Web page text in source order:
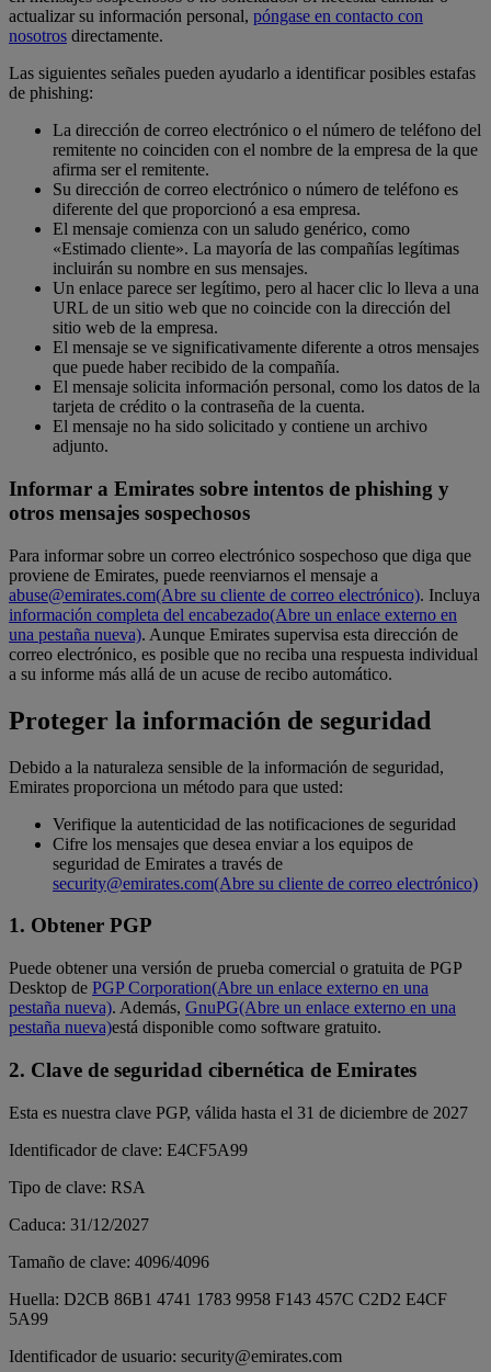
actualizar su información personal, póngase en contacto con
nosotros directamente.
Las siguientes señales pueden ayudarlo a identificar posibles estafas
de phishing:
La dirección de correo electrónico o el número de teléfono del
remitente no coinciden con el nombre de la empresa de la que
afirma ser el remitente.
Su dirección de correo electrónico o número de teléfono es
diferente del que proporcionó a esa empresa.
El mensaje comienza con un saludo genérico, como
«Estimado cliente». La mayoría de las compañías legítimas
incluirán su nombre en sus mensajes.
Un enlace parece ser legítimo, pero al hacer clic lo lleva a una
URL de un sitio web que no coincide con la dirección del
sitio web de la empresa.
El mensaje se ve significativamente diferente a otros mensajes
que puede haber recibido de la compañía.
El mensaje solicita información personal, como los datos de la
tarjeta de crédito o la contraseña de la cuenta.
El mensaje no ha sido solicitado y contiene un archivo
adjunto.
Informar a Emirates sobre intentos de phishing y
otros mensajes sospechosos
Para informar sobre un correo electrónico sospechoso que diga que
proviene de Emirates, puede reenviarnos el mensaje a
abuse@emirates.com(Abre su cliente de correo electrónico). Incluya
información completa del encabezado(Abre un enlace externo en
una pestaña nueva). Aunque Emirates supervisa esta dirección de
correo electrónico, es posible que no reciba una respuesta individual
a su informe más allá de un acuse de recibo automático.
Proteger la información de seguridad
Debido a la naturaleza sensible de la información de seguridad,
Emirates proporciona un método para que usted:
Verifique la autenticidad de las notificaciones de seguridad
Cifre los mensajes que desea enviar a los equipos de
seguridad de Emirates a través de
security@emirates.com(Abre su cliente de correo electrónico)
1. Obtener PGP
Puede obtener una versión de prueba comercial o gratuita de PGP
Desktop de PGP Corporation(Abre un enlace externo en una
pestaña nueva). Además, GnuPG(Abre un enlace externo en una
pestaña nueva)está disponible como software gratuito.
2. Clave de seguridad cibernética de Emirates
Esta es nuestra clave PGP, válida hasta el 31 de diciembre de 2027
Identificador de clave: E4CF5A99
Tipo de clave: RSA
Caduca: 31/12/2027
Tamaño de clave: 4096/4096
Huella: D2CB 86B1 4741 1783 9958 F143 457C C2D2 E4CF
5A99
Identificador de usuario: security@emirates.com